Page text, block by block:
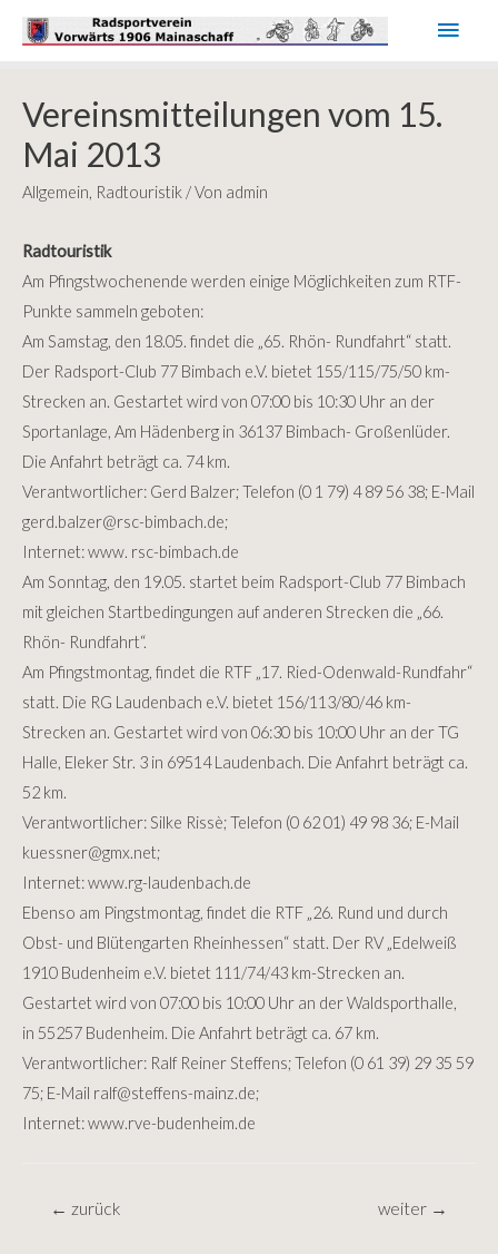
Vereinsmitteilungen vom 15.
Mai 2013
Allgemein, Radtouristik / Von admin
Radtouristik
Am Pfingstwochenende werden einige Möglichkeiten zum RTF-
Punkte sammeln geboten:
Am Samstag, den 18.05. findet die „65. Rhön- Rundfahrt“ statt.
Der Radsport-Club 77 Bimbach e.V. bietet 155/115/75/50 km-
Strecken an. Gestartet wird von 07:00 bis 10:30 Uhr an der
Sportanlage, Am Hädenberg in 36137 Bimbach- Großenlüder.
Die Anfahrt beträgt ca. 74 km.
Verantwortlicher: Gerd Balzer; Telefon (0 1 79) 4 89 56 38; E-Mail
gerd.balzer@rsc-bimbach.de;
Internet: www. rsc-bimbach.de
Am Sonntag, den 19.05. startet beim Radsport-Club 77 Bimbach
mit gleichen Startbedingungen auf anderen Strecken die „66.
Rhön- Rundfahrt“.
Am Pfingstmontag, findet die RTF „17. Ried-Odenwald-Rundfahr“
statt. Die RG Laudenbach e.V. bietet 156/113/80/46 km-
Strecken an. Gestartet wird von 06:30 bis 10:00 Uhr an der TG
Halle, Eleker Str. 3 in 69514 Laudenbach. Die Anfahrt beträgt ca.
52 km.
Verantwortlicher: Silke Rissè; Telefon (0 62 01) 49 98 36; E-Mail
kuessner@gmx.net;
Internet: www.rg-laudenbach.de
Ebenso am Pingstmontag, findet die RTF „26. Rund und durch
Obst- und Blütengarten Rheinhessen“ statt. Der RV „Edelweiß
1910 Budenheim e.V. bietet 111/74/43 km-Strecken an.
Gestartet wird von 07:00 bis 10:00 Uhr an der Waldsporthalle,
in 55257 Budenheim. Die Anfahrt beträgt ca. 67 km.
Verantwortlicher: Ralf Reiner Steffens; Telefon (0 61 39) 29 35 59
75; E-Mail ralf@steffens-mainz.de;
Internet: www.rve-budenheim.de
Beitragsnavigation
← zurück weiter →